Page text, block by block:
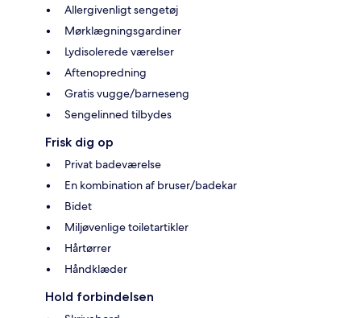
Allergivenligt sengetøj
Mørklægningsgardiner
Lydisolerede værelser
Aftenopredning
Gratis vugge/barneseng
Sengelinned tilbydes
Frisk dig op
Privat badeværelse
En kombination af bruser/badekar
Bidet
Miljøvenlige toiletartikler
Hårtørrer
Håndklæder
Hold forbindelsen